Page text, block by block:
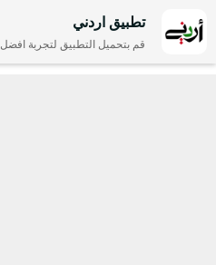
تطبيق اردني
قم بتحميل التطبيق لتجربة افضل